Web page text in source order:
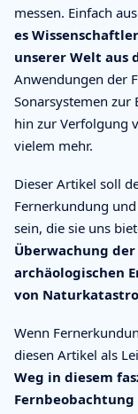
messen. Einfach
es
unserer Welt aus
Anwendungen der
Sonarsystemen zur
hin zur Verfolgung
vielem mehr.
Dieser Artikel soll
Fernerkundung
sein, die sie uns
Überwachung
archäologischen
von
Wenn
diesen Artikel als
Weg in diesem